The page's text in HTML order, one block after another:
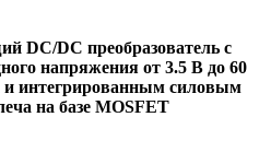
DC/DС преобразователь с
напряжения от 3.5 В до 60
и интегрированным силовым
на базе MOSFET